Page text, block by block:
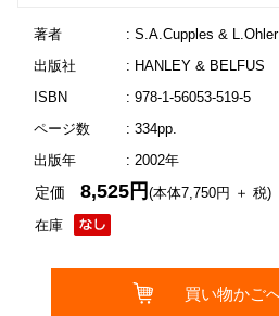
著者
: S.A.Cupples & L.Ohler
出版社
: HANLEY & BELFUS
ISBN
: 978-1-56053-519-5
ページ数
: 334pp.
出版年
: 2002年
在庫
定価8,525円(本体7,750円 ＋ 税)